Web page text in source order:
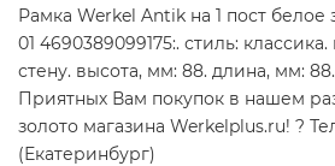
Рамка Werkel Antik на 1 пост белое
01 4690389099175:. стиль:
стену. высота, мм: 88. длина, мм:
Приятных Вам покупок в нашем
золото магазина Werkelplus.ru! ?
(Екатеринбург)